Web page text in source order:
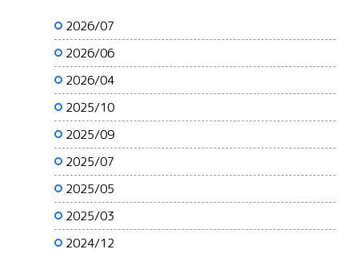
2026/07
2026/06
2026/04
2025/10
2025/09
2025/07
2025/05
2025/03
2024/12